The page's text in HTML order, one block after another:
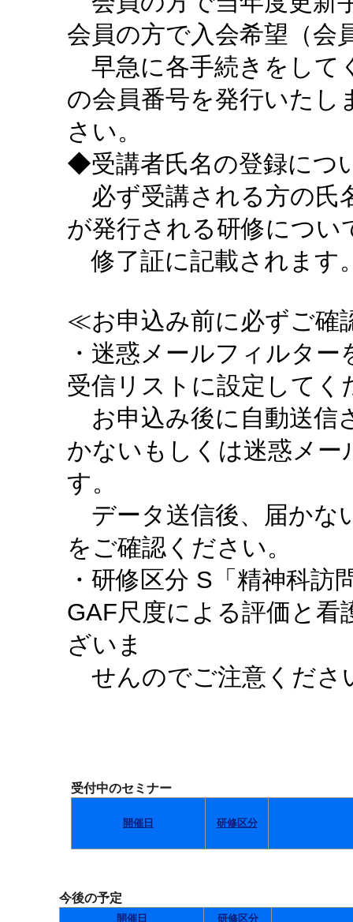
会員の方で入会希望（会
早急に各手続きをして
の会員番号を発行いたし
さい。
◆受講者氏名の登録につ
必ず受講される方の氏
が発行される研修につい
修了証に記載されます
≪お申込み前に必ずご確
・迷惑メールフィルタ
受信リストに設定してく
お申込み後に自動送信
かないもしくは迷惑メ
す。
データ送信後、届かな
をご確認ください。
・研修区分 S「精神科
GAF尺度による評価と看
ざいま
せんのでご注意くださ
受付中のセミナー
開催日 研修区分
今後の予定
開催日 研修区分